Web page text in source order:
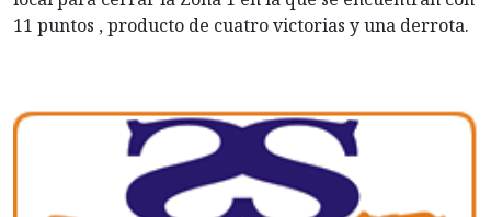
11 puntos , producto de cuatro victorias y una derrota.